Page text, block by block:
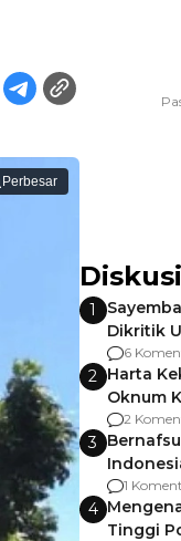
Perbesar
1
Dikritik
6
2 Harta
Oknum
2
3
1
4
Tinggi